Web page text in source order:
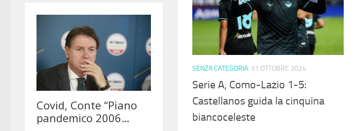
SENZA CATEGORIA 31 OTTOBRE 2024
Serie A, Como-Lazio 1-5:
Castellanos guida la cinquina
biancoceleste